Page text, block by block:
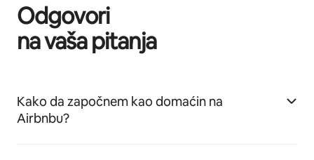
Odgovori
na vaša pitanja
Kako da započnem kao domaćin na
Airbnbu?